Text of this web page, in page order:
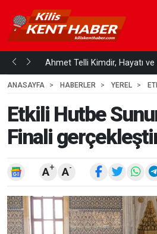
Ahmet Telli Kimdir, Hayatı
ANASAYFA HABERLER YEREL
Etkili Hutbe
Finali
A+ A-